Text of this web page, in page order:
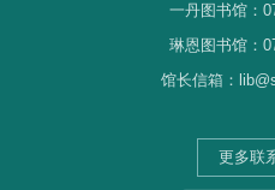
更多联
一丹图书馆：
琳恩图书馆：
馆长信箱：